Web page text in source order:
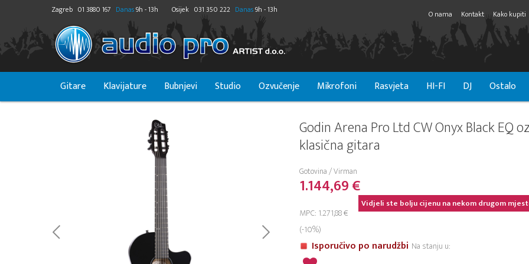
Zagreb 01 3880 167 Danas9h - 13h Osijek 031 350 222 Danas9h - 13h O nama Kontakt Kako kupiti
Gitare Klavijature Bubnjevi Studio Ozvučenje Mikrofoni Rasvjeta HI-FI DJ Ostalo
Godin Arena Pro Ltd CW Onyx Black EQ
klasična gitara
Gotovina / Virman
1.144,69 €
Vidjeli ste bolju cijenu na nekom drugom
MPC: 1.271,88 €
(-10%)
Isporučivo po narudžbi Na stanju u: